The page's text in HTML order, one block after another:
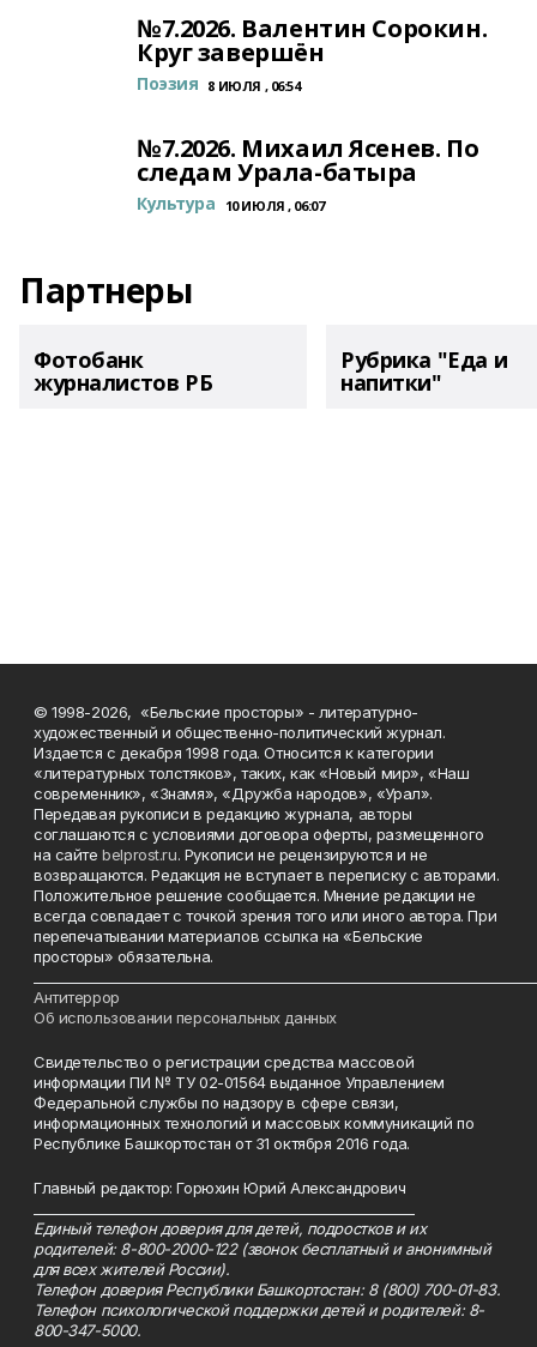
№7.2026. Валентин Сорокин.
Круг завершён
Поэзия 8 ИЮЛЯ , 06:54
№7.2026. Михаил Ясенев. По
следам Урала-батыра
Культура 10 ИЮЛЯ , 06:07
Партнеры
Фотобанк
журналистов РБ
Рубрика "Еда и
напитки"
© 1998-2026, «Бельские просторы» - литературно-
художественный и общественно-политический журнал.
Издается с декабря 1998 года. Относится к категории
«литературных толстяков», таких, как «Новый мир», «Наш
современник», «Знамя», «Дружба народов», «Урал».
Передавая рукописи в редакцию журнала, авторы
соглашаются с условиями договора оферты, размещенного
на сайтеbelprost.ru. Рукописи не рецензируются и не
возвращаются. Редакция не вступает в переписку с авторами.
Положительное решение сообщается. Мнение редакции не
всегда совпадает с точкой зрения того или иного автора. При
перепечатывании материалов ссылка на «Бельские
просторы» обязательна.
Антитеррор
Об использовании персональных данных
Свидетельство о регистрации средства массовой
информации ПИ № ТУ 02-01564 выданное Управлением
Федеральной службы по надзору в сфере связи,
информационных технологий и массовых коммуникаций по
Республике Башкортостан от 31 октября 2016 года.
Главный редактор: Горюхин Юрий Александрович
Единый телефон доверия для детей, подростков и их
родителей: 8-800-2000-122 (звонок бесплатный и анонимный
для всех жителей России).
Телефон доверия Республики Башкортостан: 8 (800) 700-01-83.
Телефон психологической поддержки детей и родителей: 8-
800-347-5000.